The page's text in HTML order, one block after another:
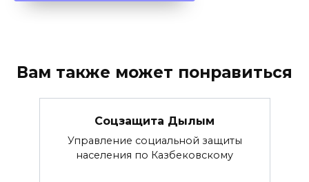
Вам также может понравиться
Соцзащита Дылым
Управление социальной защиты
населения по Казбековскому